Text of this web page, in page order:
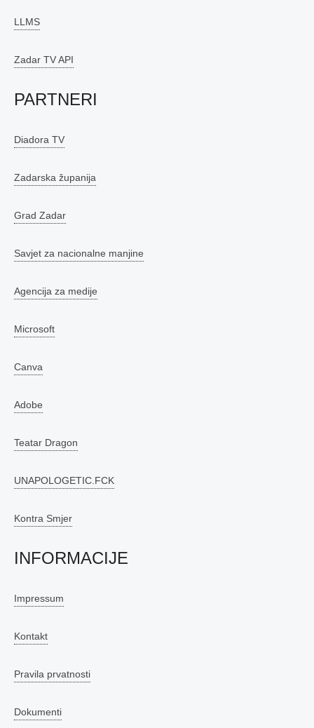
LLMS
Zadar TV API
PARTNERI
Diadora TV
Zadarska županija
Grad Zadar
Savjet za nacionalne manjine
Agencija za medije
Microsoft
Canva
Adobe
Teatar Dragon
UNAPOLOGETIC.FCK
Kontra Smjer
INFORMACIJE
Impressum
Kontakt
Pravila prvatnosti
Dokumenti